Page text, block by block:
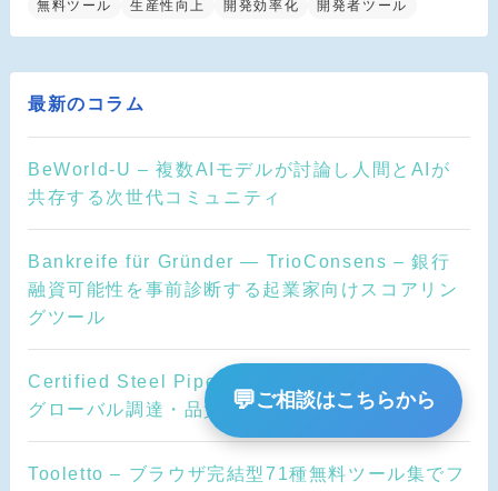
無料ツール
生産性向上 開発効率化 開発者ツール
最新のコラム
BeWorld-U – 複数AIモデルが討論し人間とAIが
共存する次世代コミュニティ
Bankreife für Gründer — TrioConsens – 銀行
融資可能性を事前診断する起業家向けスコアリン
グツール
Certified Steel Pipes Supplier – 産業用鋼管の
グローバル調達・品質保証プラットフォーム
Tooletto – ブラウザ完結型71種無料ツール集でフ
💬ご相談はこちらから